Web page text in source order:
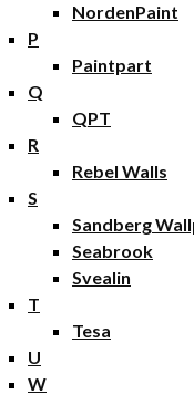
NordenPaint
P
Paintpart
Q
QPT
R
Rebel Walls
S
Sandberg
Seabrook
Svealin
T
Tesa
U
W